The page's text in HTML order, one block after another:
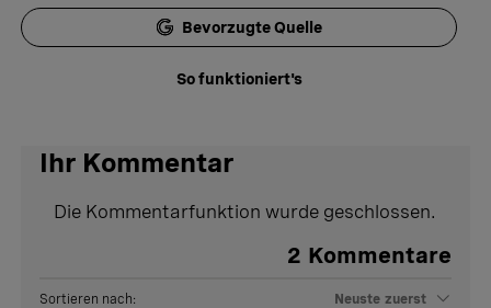
Bevorzugte Quelle
So funktioniert's
Ihr Kommentar
Die Kommentarfunktion wurde geschlossen.
2 Kommentare
Sortieren nach: Neuste zuerst